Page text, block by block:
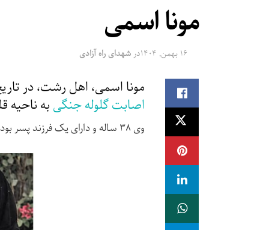
مونا اسمی
۱۶ بهمن, ۱۴۰۴ در شهدای راه آزادی
مونا اسمی، اهل رشت، در تاریخ ۱۸ دی‌ماه ۱۴۰۴ در جریان قیام
اصابت گلوله جنگی به
وی ۳۸ ساله و دارای یک فرزند پسر بود.